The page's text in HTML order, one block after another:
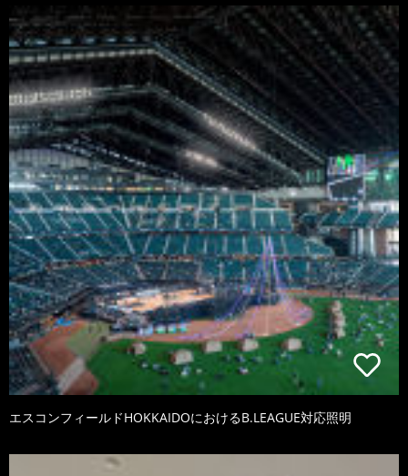
エスコンフィールドHOKKAIDOにおけるB.LEAGUE対応照明